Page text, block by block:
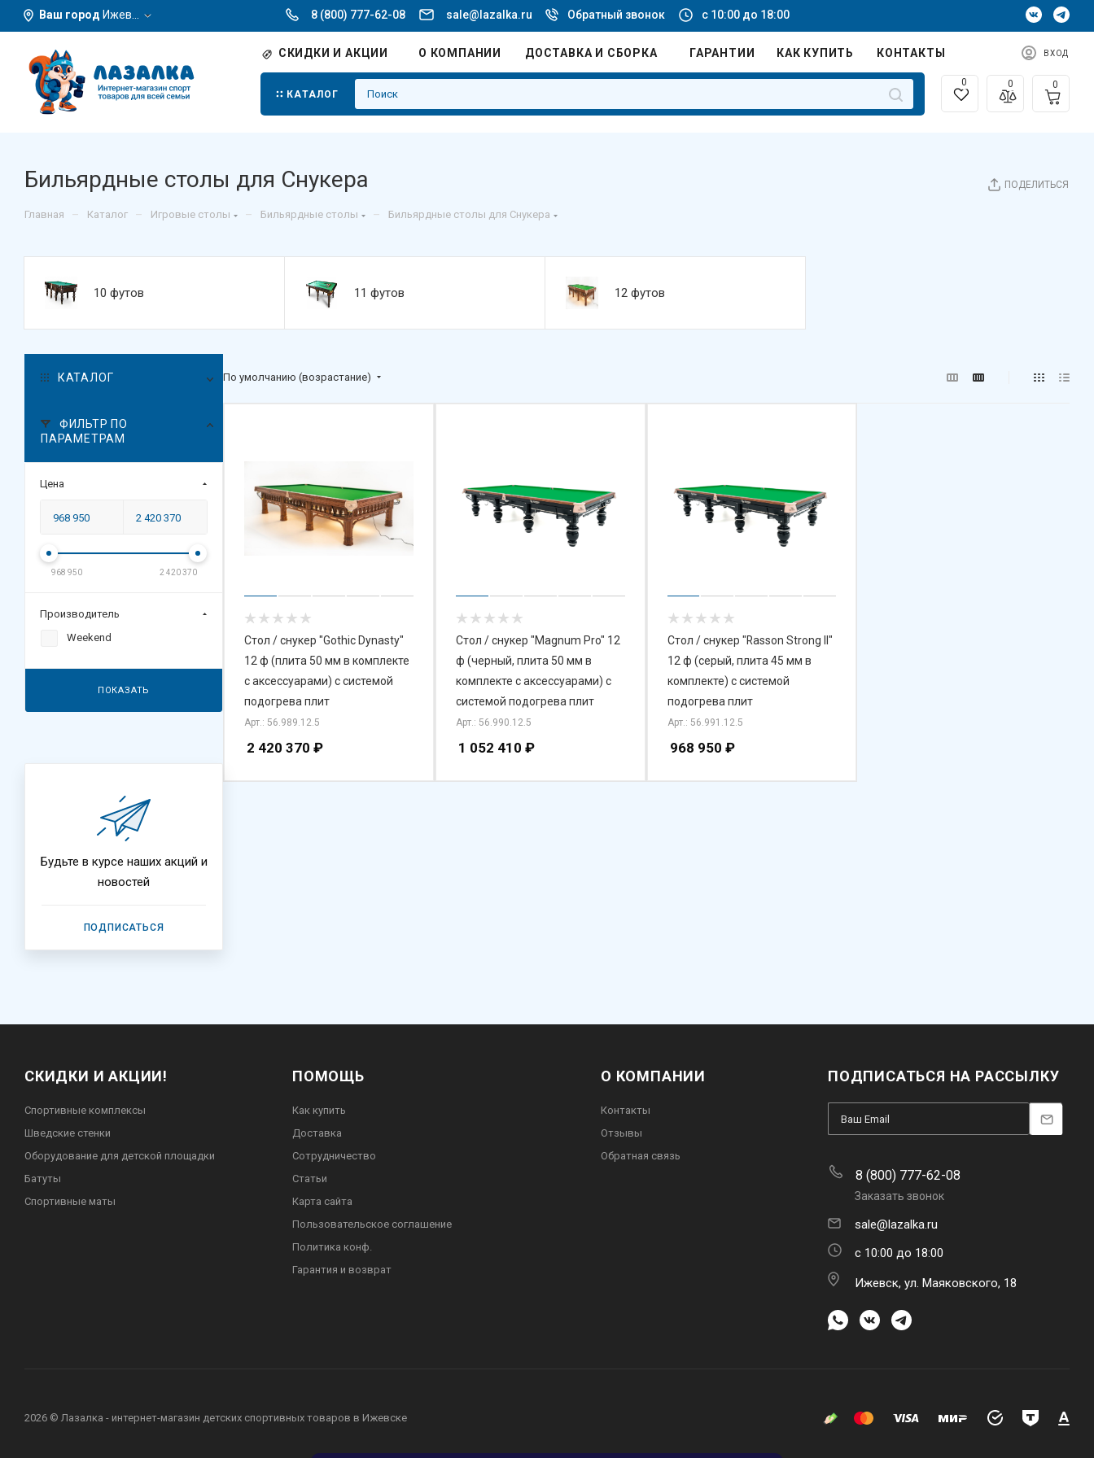
Ваш город Ижевск 8 (800) 777-62-08 sale@lazalka.ru Обратный звонок с 10:00 до 18:00
СКИДКИ И АКЦИИ О КОМПАНИИ ДОСТАВКА И СБОРКА ГАРАНТИИ КАК КУПИТЬ КОНТАКТЫ ВХОД
КАТАЛОГ
0 0 0
ПОДЕЛИТЬСЯ
Бильярдные столы для Снукера
Главная – Каталог – Игровые столы – Бильярдные столы – Бильярдные столы для Снукера
10 футов 11 футов 12 футов
По умолчанию (возрастание)
Стол / снукер "Gothic Dynasty"
12 ф (плита 50 мм в комплекте
с аксессуарами) с системой
подогрева плит
Арт.: 56.989.12.5
2 420 370 ₽
Стол / снукер "Magnum Pro" 12
ф (черный, плита 50 мм в
комплекте с аксессуарами) с
системой подогрева плит
Арт.: 56.990.12.5
1 052 410 ₽
Стол / снукер "Rasson Strong II"
12 ф (серый, плита 45 мм в
комплекте) с системой
подогрева плит
Арт.: 56.991.12.5
968 950 ₽
КАТАЛОГ
ФИЛЬТР ПО
ПАРАМЕТРАМ
Цена
968 950 2 420 370
Производитель
Weekend
ПОКАЗАТЬ
Будьте в курсе наших акций и
новостей
ПОДПИСАТЬСЯ
СКИДКИ И АКЦИИ!
Спортивные комплексы
Шведские стенки
Оборудование для детской площадки
Батуты
Спортивные маты
ПОМОЩЬ
Как купить
Доставка
Сотрудничество
Статьи
Карта сайта
Пользовательское соглашение
Политика конф.
Гарантия и возврат
О КОМПАНИИ
Контакты
Отзывы
Обратная связь
ПОДПИСАТЬСЯ НА РАССЫЛКУ
8 (800) 777-62-08
Заказать звонок
sale@lazalka.ru
с 10:00 до 18:00
Ижевск, ул. Маяковского, 18
2026 © Лазалка - интернет-магазин детских спортивных товаров в Ижевске